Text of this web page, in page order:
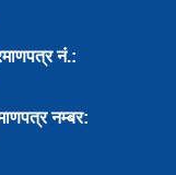
नं.:
नम्बर: